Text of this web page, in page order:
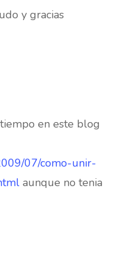
y gracias
en este blog
07/como-unir-
aunque no tenia